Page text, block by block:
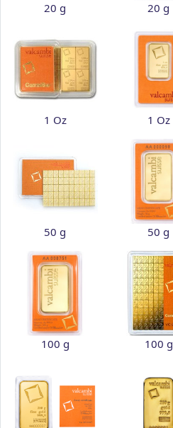
20 g 20 g
1 Oz 1 Oz
50 g 50 g
100 g 100 g